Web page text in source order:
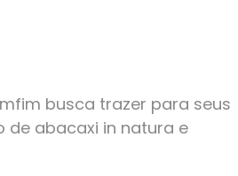
busca trazer para seus
de abacaxi in natura e